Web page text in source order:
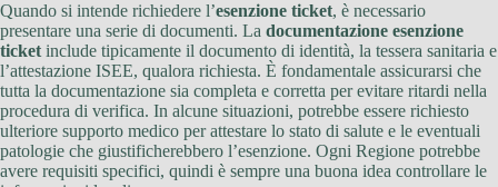
Quando si intende richiedere l’esenzione ticket, è necessario
presentare una serie di documenti. La documentazione esenzione
ticket include tipicamente il documento di identità, la tessera sanitaria e
l’attestazione ISEE, qualora richiesta. È fondamentale assicurarsi che
tutta la documentazione sia completa e corretta per evitare ritardi nella
procedura di verifica. In alcune situazioni, potrebbe essere richiesto
ulteriore supporto medico per attestare lo stato di salute e le eventuali
patologie che giustificherebbero l’esenzione. Ogni Regione potrebbe
avere requisiti specifici, quindi è sempre una buona idea controllare le